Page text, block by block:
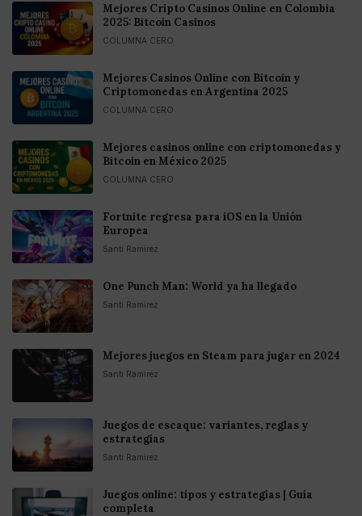
Mejores Cripto Casinos Online en Colombia
2025: Bitcoin Casinos
COLUMNA CERO
Mejores Casinos Online con Bitcoin y
Criptomonedas en Argentina 2025
COLUMNA CERO
Mejores casinos online con criptomonedas y
Bitcoin en México 2025
COLUMNA CERO
Fortnite regresa para iOS en la Unión
Europea
Santi Ramirez
One Punch Man: World ya ha llegado
Santi Ramirez
Mejores juegos en Steam para jugar en 2024
Santi Ramirez
Juegos de escaque: variantes, reglas y
estrategias
Santi Ramirez
Juegos online: tipos y estrategias | Guía
completa